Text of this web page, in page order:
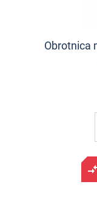
Obrotnica